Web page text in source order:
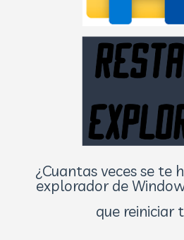
¿Cuantas veces se te
explorador de
que reiniciar